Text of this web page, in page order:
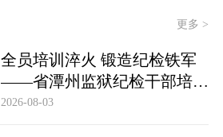
更多 >
全员培训淬火 锻造纪检铁军
——省潭州监狱纪检干部培训
实现全覆盖
2026-08-03